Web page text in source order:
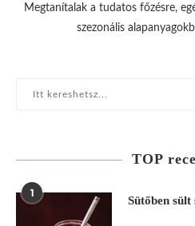
Megtanítalak a tudatos főzésre,
szezonális
TOP
1
Sütőben